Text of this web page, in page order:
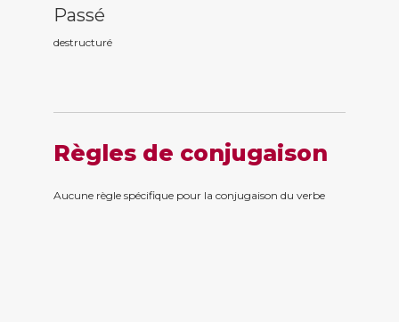
Passé
destructuré
Règles de conjugaison
Aucune règle spécifique pour la conjugaison du verbe